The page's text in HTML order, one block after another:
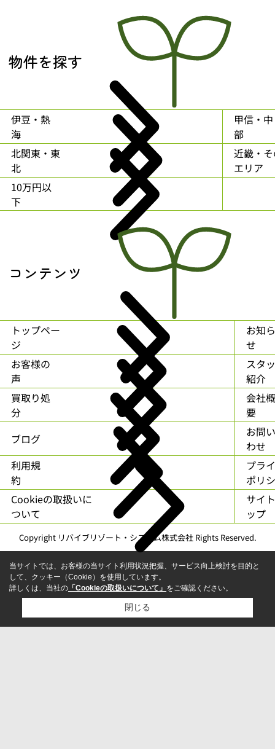
物件を探す
伊豆・熱
海
甲信・中
部
北関東・東
北
近畿・
エリア
10万円以
下
コンテンツ
トップペー
ジ
お知ら
せ
お客様の
声
スタ
紹介
買取り処
分
会社概
要
ブログ
お問
わせ
利用規
約
プラ
ポリ
Cookieの取扱いに
ついて
サイ
ップ
Copyright リバイブリゾート・システム株式会社 Rights Reserved.
当サイトでは、お客様の当サイト利用状況把握、サービス向上検討を目的と
して、クッキー（Cookie）を使用しています。
詳しくは、当社の 「Cookieの取扱いについて」 をご確認ください。
閉じる